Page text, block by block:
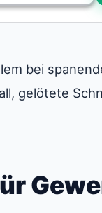
bei
gelötete